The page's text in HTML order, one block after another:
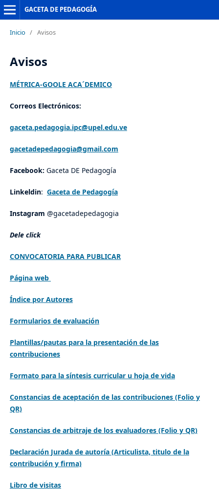
GACETA DE PEDAGOGÍA
Inicio / Avisos
Avisos
MÉTRICA-GOOLE ACA´DEMICO
Correos Electrónicos:
gaceta.pedagogia.ipc@upel.edu.ve
gacetadepedagogia@gmail.com
Facebook: Gaceta DE Pedagogía
Linkeldin: Gaceta de Pedagogía
Instagram @gacetadepedagogia
Dele click
CONVOCATORIA PARA PUBLICAR
Página web
Índice por Autores
Formularios de evaluación
Plantillas/pautas para la presentación de las
contribuciones
Formato para la síntesis curricular u hoja de vida
Constancias de aceptación de las contribuciones (Folio y
QR)
Constancias de arbitraje de los evaluadores (Folio y QR)
Declaración Jurada de autoría (Articulista, titulo de la
contribución y firma)
Libro de visitas